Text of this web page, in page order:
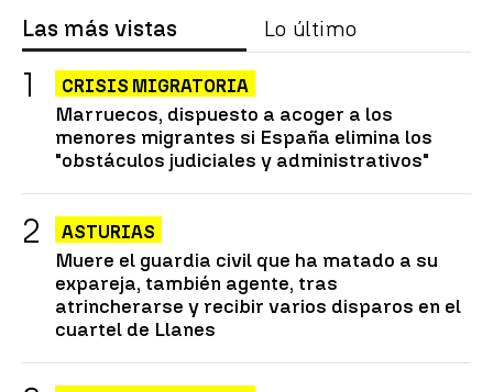
Las más vistas Lo último
CRISIS MIGRATORIA
Marruecos, dispuesto a acoger a los
menores migrantes si España elimina los
"obstáculos judiciales y administrativos"
ASTURIAS
Muere el guardia civil que ha matado a su
expareja, también agente, tras
atrincherarse y recibir varios disparos en el
cuartel de Llanes